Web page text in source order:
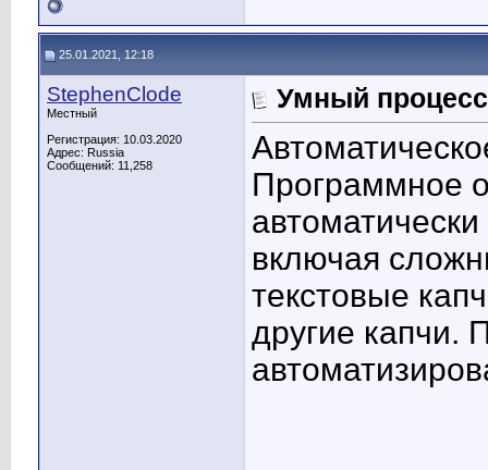
25.01.2021, 12:18
StephenClode
Местный
Регистрация: 10.03.2020
Адрес: Russia
Сообщений: 11,258
Умный
Программное
включая
текстовые
другие капчи.